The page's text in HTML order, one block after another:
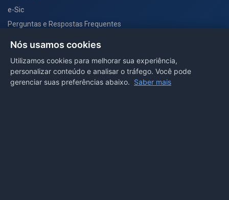
e-Sic
Perguntas e Respostas Frequentes
PORTAL COVID-19
Nós usamos cookies
Utilizamos cookies para melhorar sua experiência,
personalizar conteúdo e analisar o tráfego. Você pode
gerenciar suas preferências abaixo. Saber mais